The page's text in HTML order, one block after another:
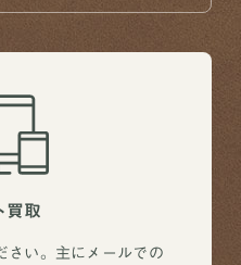
買取
さい。主にメールでの